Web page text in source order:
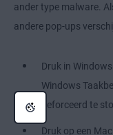
ander type malware.
andere pop-ups
Druk in
Windows
geforceerd te
Druk op een